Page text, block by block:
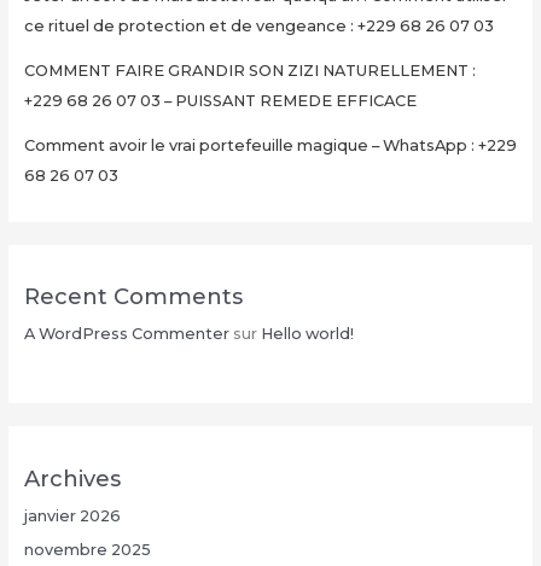
ce rituel de protection et de vengeance : +229 68 26 07 03
COMMENT FAIRE GRANDIR SON ZIZI NATURELLEMENT :
+229 68 26 07 03 – PUISSANT REMEDE EFFICACE
Comment avoir le vrai portefeuille magique – WhatsApp : +229
68 26 07 03
Recent Comments
A WordPress Commentersur Hello world!
Archives
janvier 2026
novembre 2025